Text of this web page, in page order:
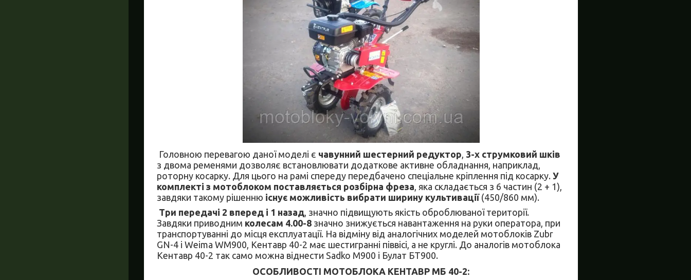
Головною перевагою даної моделі є чавунний шестерний редуктор 3-х струмковий шків
з двома ременями дозволяє встановлювати додаткове активне обладнання, наприклад,
роторну косарку. Для цього на рамі спереду передбачено спеціальне кріплення під косарку. У
комплекті з мотоблоком поставляється розбірна фреза , яка складається з 6 частин (2 + 1),
завдяки такому рішенню існує можливість вибрати ширину культивації (450/860 мм).
Три передачі 2 вперед і 1 назад , значно підвищують якість оброблюваної території.
Завдяки приводним колесам 4.00-8 значно знижується навантаження на руки оператора, при
транспортуванні до місця експлуатації. На відміну від аналогічних моделей мотоблоків Zubr
GN-4 і Weima WM900, Кентавр 40-2 має шестигранні піввісі, а не круглі. До аналогів мотоблока
Кентавр 40-2 так само можна віднести Sadko M900 і Булат БТ900.
ОСОБЛИВОСТІ МОТОБЛОКА КЕНТАВР МБ 40-2: